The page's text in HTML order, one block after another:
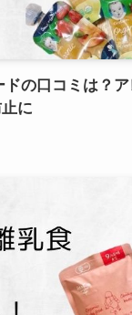
の口コミは？
に